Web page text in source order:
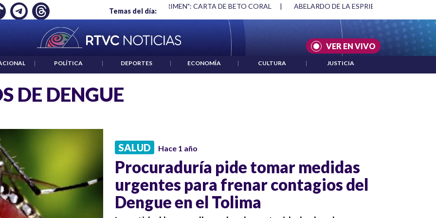
Temas del día:
EMPLEO: JP MORGAN "HABLAR NO ES UN CRIMEN": CARTA DE BETO CORAL | ABELARDO DE LA ESPRIELLA Y DMG
VER EN VIVO
| POLÍTICA | DEPORTES | ECONOMÍA | CULTURA | JUSTICIA
DE DENGUE
SALUD Hace 1 año
Procuraduría pide tomar medidas
urgentes para frenar contagios del
Dengue en el Tolima